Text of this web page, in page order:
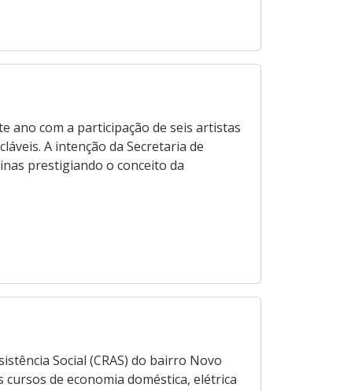
ano com a participação de seis artistas
A intenção da Secretaria de
prestigiando o conceito da
Social (CRAS) do bairro Novo
de economia doméstica, elétrica